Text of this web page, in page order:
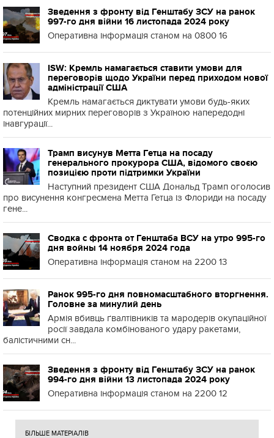
Зведення з фронту від Генштабу ЗСУ на ранок
997-го дня війни 16 листопада 2024 року
Оперативна інформація станом на 0800 16
ISW: Кремль намагається ставити умови для
переговорів щодо України перед приходом нової
адміністрації США
Кремль намагається диктувати умови будь-яких
потенційних мирних переговорів з Україною напередодні
інавгурації...
Трамп висунув Метта Гетца на посаду
генерального прокурора США, відомого своєю
позицією проти підтримки України
Наступний президент США Дональд Трамп оголосив
про висунення конгресмена Метта Гетца із Флориди на посаду
гене...
Сводка с фронта от Генштаба ВСУ на утро 995-го
дня войны 14 ноября 2024 года
Оперативна інформація станом на 2200 13
Ранок 995-го дня повномасштабного вторгнення.
Головне за минулий день
Армія вбивць ґвалтівників та мародерів окупаційної
росії завдала комбінованого удару ракетами,
балістичними сн...
Зведення з фронту від Генштабу ЗСУ на ранок
994-го дня війни 13 листопада 2024 року
Оперативна інформація станом на 2200 12
БІЛЬШЕ МАТЕРІАЛІВ